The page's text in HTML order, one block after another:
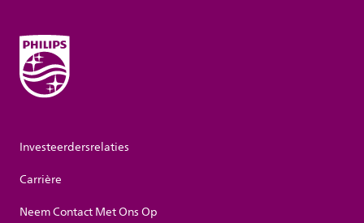
Investeerdersrelaties
Carrière
Neem Contact Met Ons Op